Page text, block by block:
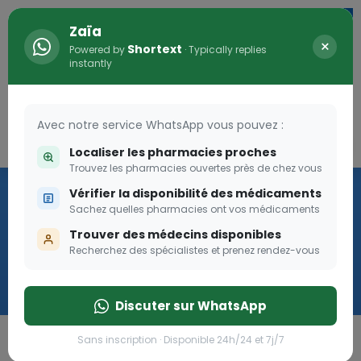
Vaccination
Zaïa
Powered by Shortext · Typically replies
instantly
×
Avec notre service WhatsApp vous pouvez :
Localiser les pharmacies proches
Trouvez les pharmacies ouvertes près de chez vous
Vérifier la disponibilité des médicaments
Sachez quelles pharmacies ont vos médicaments
Trouver des médecins disponibles
Recherchez des spécialistes et prenez rendez-vous
Discuter sur WhatsApp
Sans inscription · Disponible 24h/24 et 7j/7